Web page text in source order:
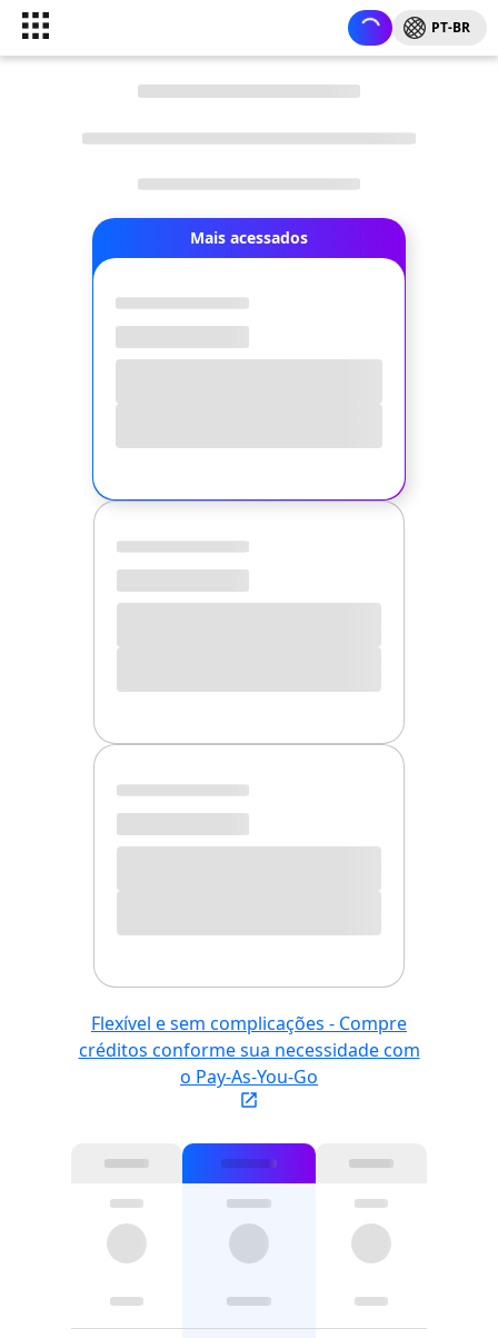
PT-BR
Mais acessados
Flexível e sem complicações - Compre
créditos conforme sua necessidade com
o Pay-As-You-Go